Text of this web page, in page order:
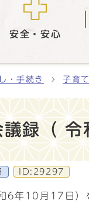
安全・安心
・手続き 子育
議録（
ID:29297
6年10月17日）